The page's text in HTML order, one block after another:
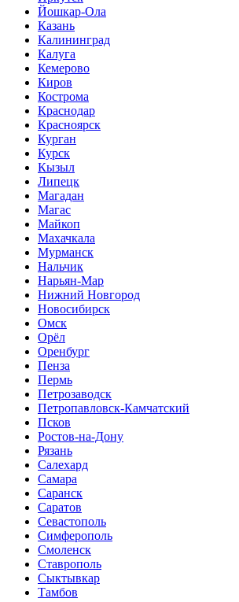
Йошкар-Ола
Казань
Калининград
Калуга
Кемерово
Киров
Кострома
Краснодар
Красноярск
Курган
Курск
Кызыл
Липецк
Магадан
Магас
Майкоп
Махачкала
Мурманск
Нальчик
Нарьян-Мар
Нижний Новгород
Новосибирск
Омск
Орёл
Оренбург
Пенза
Пермь
Петрозаводск
Петропавловск-Камчатский
Псков
Ростов-на-Дону
Рязань
Салехард
Самара
Саранск
Саратов
Севастополь
Симферополь
Смоленск
Ставрополь
Сыктывкар
Тамбов